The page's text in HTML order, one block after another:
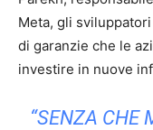
Meta, gli
di garanzie che le
investire in nuove
“SENZA CHE